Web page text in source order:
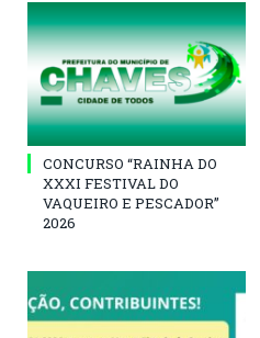
CONCURSO “RAINHA DO
XXXI FESTIVAL DO
VAQUEIRO E PESCADOR”
2026